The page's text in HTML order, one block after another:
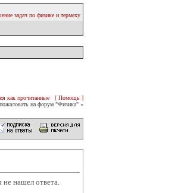
задач по физике и термеху
как прочитанные
[ Помощь ]
на форум "Физика" «
не нашел ответа.